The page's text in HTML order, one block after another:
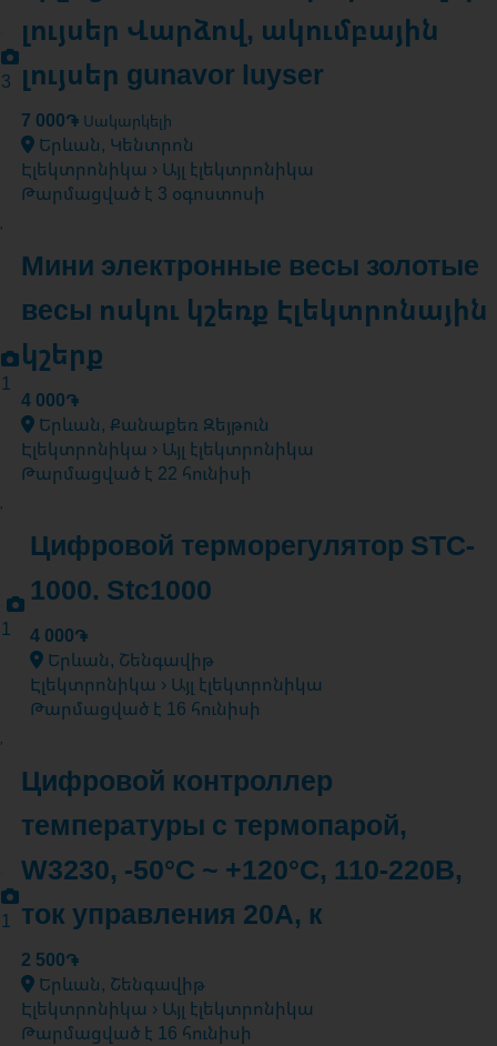
3
լույսեր Վարձով, ակումբային
լույսեր gunavor luyser
7 000֏ Սակարկելի
Երևան, Կենտրոն
Էլեկտրոնիկա › Այլ էլեկտրոնիկա
Թարմացված է 3 օգոստոսի
1
Мини электронные весы золотые
весы ոսկու կշեռք Էլեկտրոնային
կշերք
4 000֏
Երևան, Քանաքեռ Զեյթուն
Էլեկտրոնիկա › Այլ էլեկտրոնիկա
Թարմացված է 22 հունիսի
1
Цифровой терморегулятор STC-
1000. Stc1000
4 000֏
Երևան, Շենգավիթ
Էլեկտրոնիկա › Այլ էլեկտրոնիկա
Թարմացված է 16 հունիսի
1
Цифровой контроллер
температуры с термопарой,
W3230, -50°С ~ +120°C, 110-220В,
ток управления 20A, к
2 500֏
Երևան, Շենգավիթ
Էլեկտրոնիկա › Այլ էլեկտրոնիկա
Թարմացված է 16 հունիսի